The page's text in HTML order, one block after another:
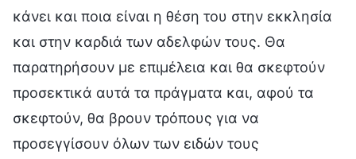
κάνει και ποια είναι η θέση του στην εκκλησία
και στην καρδιά των αδελφών τους. Θα
παρατηρήσουν με επιμέλεια και θα σκεφτούν
προσεκτικά αυτά τα πράγματα και, αφού τα
σκεφτούν, θα βρουν τρόπους για να
προσεγγίσουν όλων των ειδών τους